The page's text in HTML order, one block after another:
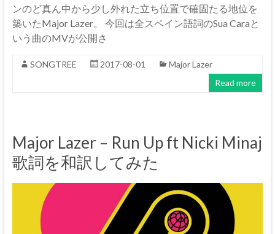
ンのど真ん中から少し外れた立ち位置で確固たる地位を
築いたMajor Lazer。 今回は全スペイン語詞のSua Caraと
いう曲のMVが公開さ
SONGTREE 2017-08-01
Major Lazer
Read more
Major Lazer – Run Up ft Nicki Minaj
歌詞を和訳してみた